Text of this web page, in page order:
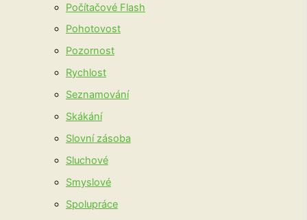
Počítačové Flash
Pohotovost
Pozornost
Rychlost
Seznamování
Skákání
Slovní zásoba
Sluchové
Smyslové
Spolupráce